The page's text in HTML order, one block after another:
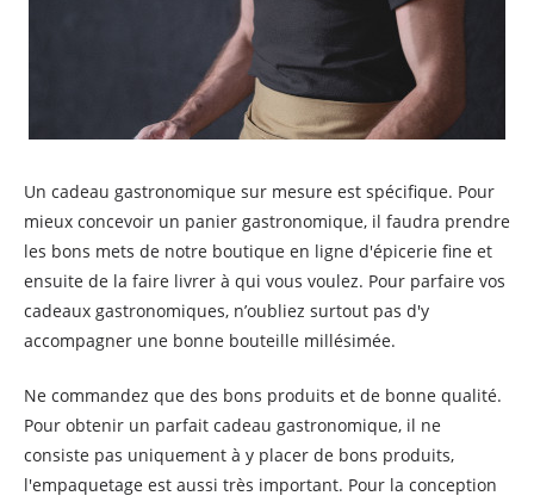
Un cadeau gastronomique sur mesure est spécifique. Pour
mieux concevoir un panier gastronomique, il faudra prendre
les bons mets de notre boutique en ligne d'épicerie fine et
ensuite de la faire livrer à qui vous voulez. Pour parfaire vos
cadeaux gastronomiques, n’oubliez surtout pas d'y
accompagner une bonne bouteille millésimée.
Ne commandez que des bons produits et de bonne qualité.
Pour obtenir un parfait cadeau gastronomique, il ne
consiste pas uniquement à y placer de bons produits,
l'empaquetage est aussi très important. Pour la conception